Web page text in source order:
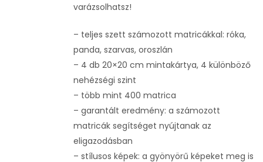
varázsolhatsz!
– teljes szett számozott matricákkal: róka,
panda, szarvas, oroszlán
– 4 db 20×20 cm mintakártya, 4 különböző
nehézségi szint
– több mint 400 matrica
– garantált eredmény: a számozott
matricák segítséget nyújtanak az
eligazodásban
– stílusos képek: a gyönyörű képeket meg is